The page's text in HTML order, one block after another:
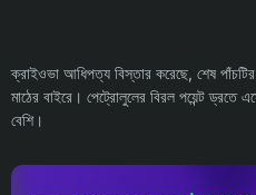
ক্রাইওভা আধিপত্য বিস্তার করেছে, শেষ
মাঠের বাইরে। পেট্রোলুলের বিরল পয়েন্ট ড্রতে
বেশি।